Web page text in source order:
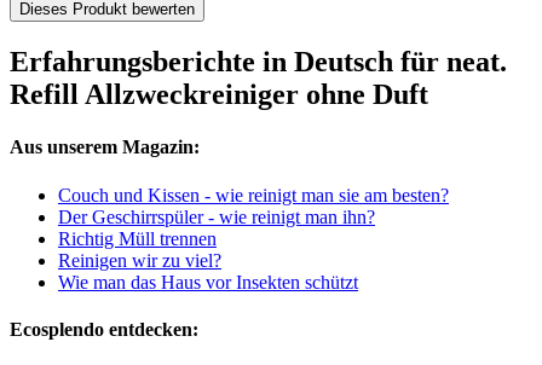
Dieses Produkt bewerten
Erfahrungsberichte in Deutsch für neat.
Refill Allzweckreiniger ohne Duft
Aus unserem Magazin:
Couch und Kissen - wie reinigt man sie am besten?
Der Geschirrspüler - wie reinigt man ihn?
Richtig Müll trennen
Reinigen wir zu viel?
Wie man das Haus vor Insekten schützt
Ecosplendo entdecken: